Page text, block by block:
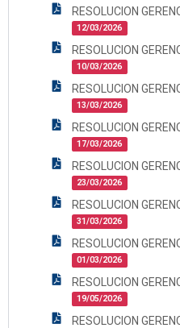
RESOLUCION
12/03/2026
RESOLUCION
10/03/2026
RESOLUCION
13/03/2026
RESOLUCION
17/03/2026
RESOLUCION
23/03/2026
RESOLUCION
31/03/2026
RESOLUCION
01/03/2026
RESOLUCION
19/05/2026
RESOLUCION